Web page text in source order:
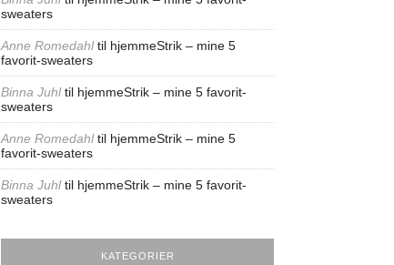
sweaters
Anne Romedahltil hjemmeStrik – mine 5
favorit-sweaters
Binna Juhltil hjemmeStrik – mine 5 favorit-
sweaters
Anne Romedahltil hjemmeStrik – mine 5
favorit-sweaters
Binna Juhltil hjemmeStrik – mine 5 favorit-
sweaters
KATEGORIER